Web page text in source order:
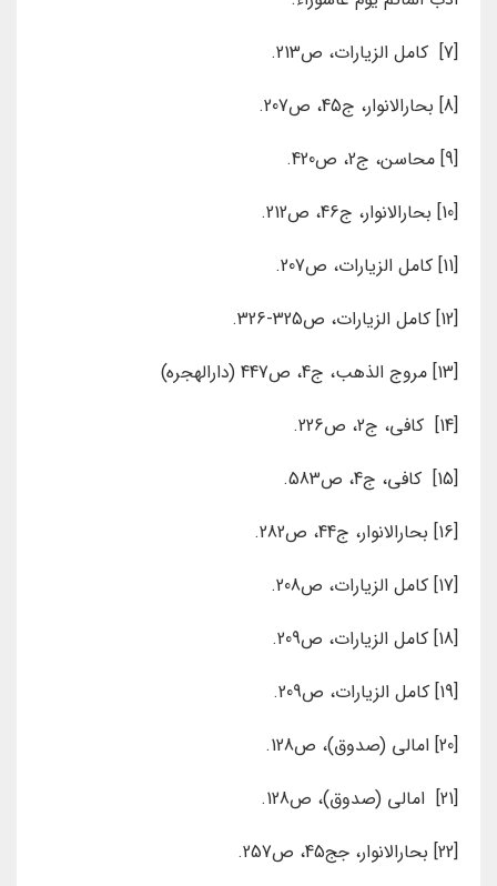
[7] کامل الزیارات، ص213.
[8] بحارالانوار، ج45، ص207.
[9] محاسن، ج2، ص420.
[10] بحارالانوار، ج46، ص212.
[11] کامل الزیارات، ص207.
[12] کامل الزیارات، ص325-326.
[13] مروج الذهب، ج4، ص447 (دارالهجره)
[14] کافی، ج2، ص226.
[15] کافی، ج4، ص583.
[16] بحارالانوار، ج44، ص282.
[17] کامل الزیارات، ص208.
[18] کامل الزیارات، ص209.
[19] کامل الزیارات، ص209.
[20] امالی (صدوق)، ص128.
[21] امالی (صدوق)، ص128.
[22] بحارالانوار، جج45، ص257.